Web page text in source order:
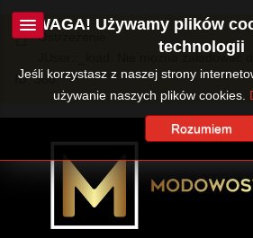
Ostrzeżenie
JUser::_load: Nie można załadować
ID: 360.
UWAGA! Używamy plików
technologii
Jeśli korzystasz z naszej strony
używanie naszych plików cookies.
Rozumiem